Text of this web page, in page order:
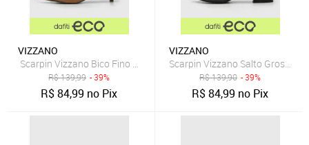
VIZZANO
Scarpin Vizzano Bico Fino Caramelo
R$139,99 - 39%
R$84,99 no Pix
VIZZANO
Scarpin Vizzano Salto Grosso
R$139,90 - 39%
R$84,99 no Pix